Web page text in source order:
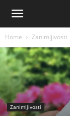
Home Zanimljivosti
Zanimljivosti